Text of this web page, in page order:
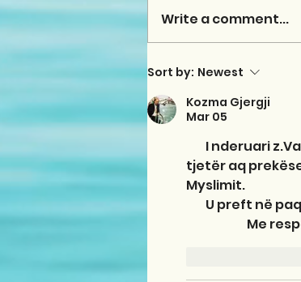
Write a comment...
Sort by: Newest
Kozma Gjergji
Mar 05
I nderuari
tjetër aq
Myslimit.
U preft në
Me respekt,